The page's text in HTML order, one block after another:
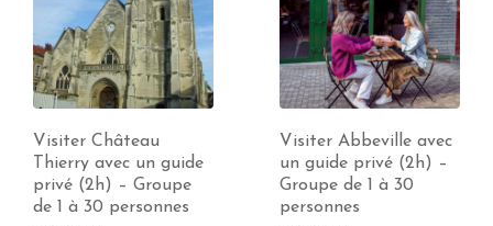
Visiter Abbeville avec
un guide privé (2h) –
Groupe de 1 à 30
personnes
Visiter Le Touquet
avec un guide privé
(2h) – Groupe de 1 à
30 personnes